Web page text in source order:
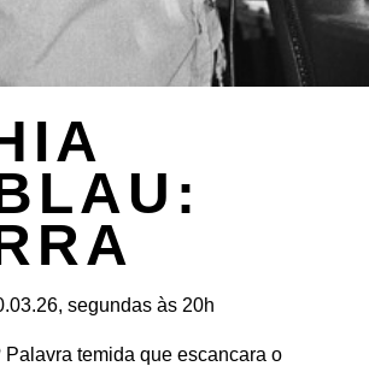
segundas às 20h
Palavra temida que escancara o